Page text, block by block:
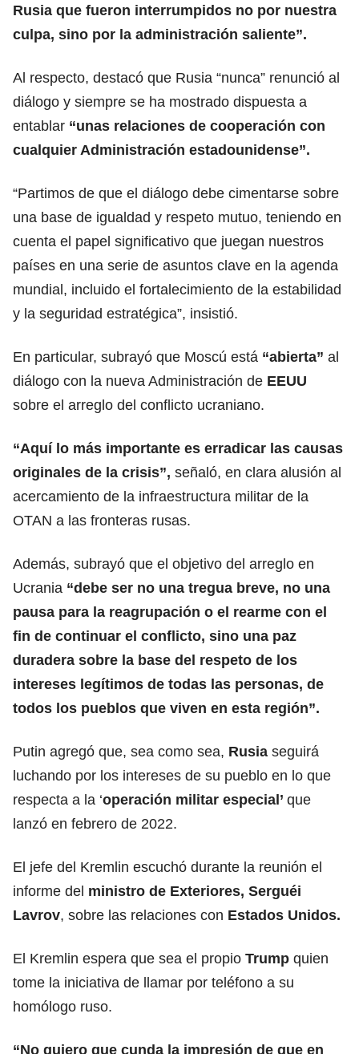
Rusia que fueron interrumpidos no por nuestra
culpa, sino por la administración saliente”.
Al respecto, destacó que Rusia “nunca” renunció al
diálogo y siempre se ha mostrado dispuesta a
entablar “unas relaciones de cooperación con
cualquier Administración estadounidense”.
“Partimos de que el diálogo debe cimentarse sobre
una base de igualdad y respeto mutuo, teniendo en
cuenta el papel significativo que juegan nuestros
países en una serie de asuntos clave en la agenda
mundial, incluido el fortalecimiento de la estabilidad
y la seguridad estratégica”, insistió.
En particular, subrayó que Moscú está “abierta” al
diálogo con la nueva Administración de EEUU
sobre el arreglo del conflicto ucraniano.
“Aquí lo más importante es erradicar las causas
originales de la crisis”, señaló, en clara alusión al
acercamiento de la infraestructura militar de la
OTAN a las fronteras rusas.
Además, subrayó que el objetivo del arreglo en
Ucrania “debe ser no una tregua breve, no una
pausa para la reagrupación o el rearme con el
fin de continuar el conflicto, sino una paz
duradera sobre la base del respeto de los
intereses legítimos de todas las personas, de
todos los pueblos que viven en esta región”.
Putin agregó que, sea como sea, Rusia seguirá
luchando por los intereses de su pueblo en lo que
respecta a la ‘operación militar especial’ que
lanzó en febrero de 2022.
El jefe del Kremlin escuchó durante la reunión el
informe del ministro de Exteriores, Serguéi
Lavrov, sobre las relaciones con Estados Unidos.
El Kremlin espera que sea el propio Trump quien
tome la iniciativa de llamar por teléfono a su
homólogo ruso.
“No quiero que cunda la impresión de que en